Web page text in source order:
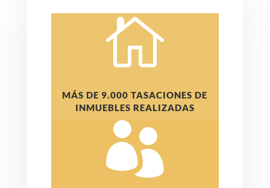

MÁS DE 9.000 TASACIONES DE
INMUEBLES REALIZADAS
